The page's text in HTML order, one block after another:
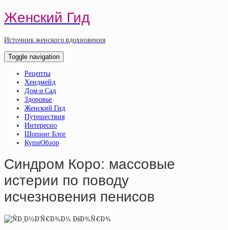
Женский Гид
Источник женского вдохновения
Toggle navigation
Рецепты
Хендмейд
Дом и Сад
Здоровье
Женский Гид
Путешествия
Интересно
Шопинг Блог
КупиОбзор
Синдром Коро: массовые
истерии по поводу
исчезновения пeниcoв